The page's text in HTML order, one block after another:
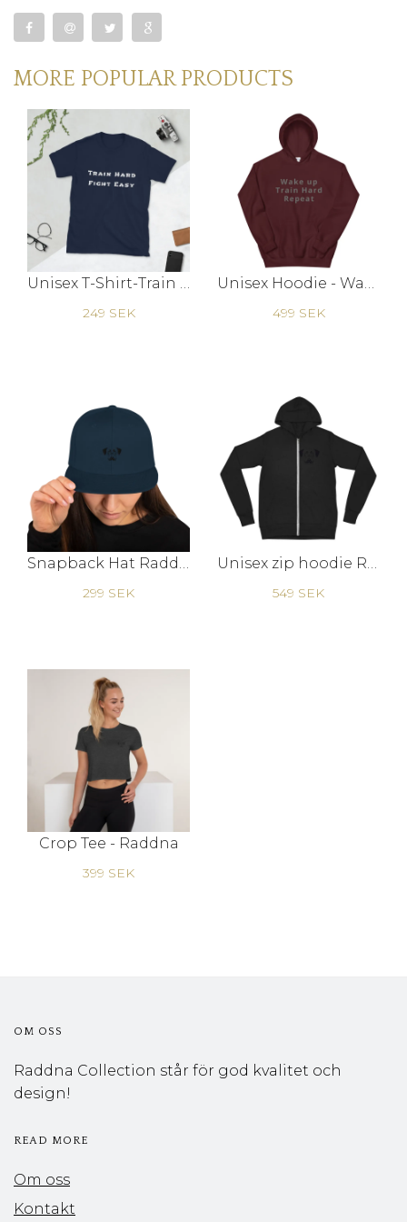
MORE POPULAR PRODUCTS
Unisex T-Shirt-Train Hard Fight Easy
249 SEK
Unisex Hoodie - Wake Up
499 SEK
Snapback Hat Raddna
299 SEK
Unisex zip hoodie Raddna B M
549 SEK
Crop Tee - Raddna
399 SEK
OM OSS
Raddna Collection står för god kvalitet och
design!
READ MORE
Om oss
Kontakt